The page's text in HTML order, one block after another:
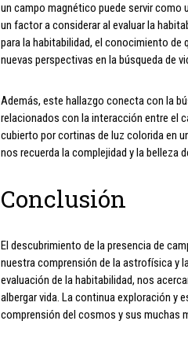
un campo magnético puede servir
un factor a considerar al evaluar la
para la habitabilidad, el conocimiento
nuevas perspectivas en la búsqueda de
Además, este hallazgo conecta con la
relacionados con la interacción entre el
cubierto por cortinas de luz colorida en
nos recuerda la complejidad y la belleza
Conclusión
El descubrimiento de la presencia de
nuestra comprensión de la astrofísica y
evaluación de la habitabilidad, nos
albergar vida. La continua exploración y
comprensión del cosmos y sus muchas